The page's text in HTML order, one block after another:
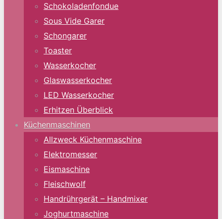
Schokoladenfondue
Sous Vide Garer
Schongarer
Toaster
Wasserkocher
Glaswasserkocher
LED Wasserkocher
Erhitzen Überblick
Küchenmaschinen
Allzweck Küchenmaschine
Elektromesser
Eismaschine
Fleischwolf
Handrührgerät – Handmixer
Joghurtmaschine